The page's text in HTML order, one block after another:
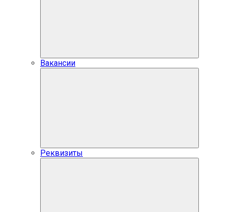
Вакансии
Реквизиты